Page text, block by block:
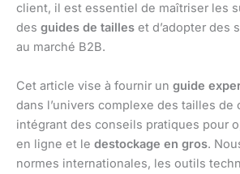
client, il est essentiel de maîtriser les
des guides de tailles et d’adopter des
au marché B2B.
Cet article vise à fournir un guide
dans l’univers complexe des tailles de
intégrant des conseils pratiques pour
en ligne et le destockage en gros.
normes internationales, les outils